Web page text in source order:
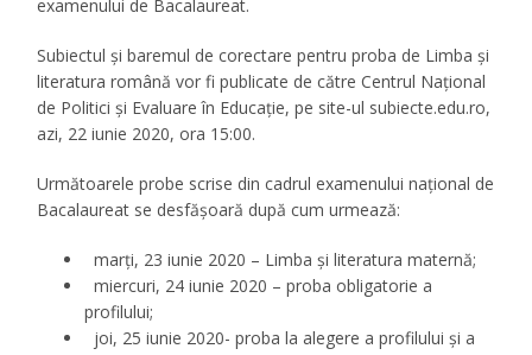
examenului de Bacalaureat.
Subiectul și baremul de corectare pentru proba de Limba și
literatura română vor fi publicate de către Centrul Național
de Politici și Evaluare în Educație, pe site-ul subiecte.edu.ro,
azi, 22 iunie 2020, ora 15:00.
Următoarele probe scrise din cadrul examenului național de
Bacalaureat se desfășoară după cum urmează:
marți, 23 iunie 2020 – Limba și literatura maternă;
miercuri, 24 iunie 2020 – proba obligatorie a
profilului;
joi, 25 iunie 2020- proba la alegere a profilului și a